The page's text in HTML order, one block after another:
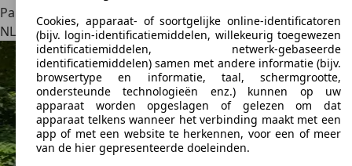
Particulier
NL 1065EL Amsterdam
Cookies, apparaat- of soortgelijke online-identificatoren
(bijv. login-identificatiemiddelen, willekeurig toegewezen
identificatiemiddelen, netwerk-gebaseerde
identificatiemiddelen) samen met andere informatie (bijv.
browsertype en informatie, taal, schermgrootte,
ondersteunde technologieën enz.) kunnen op uw
apparaat worden opgeslagen of gelezen om dat
apparaat telkens wanneer het verbinding maakt met een
app of met een website te herkennen, voor een of meer
van de hier gepresenteerde doeleinden.